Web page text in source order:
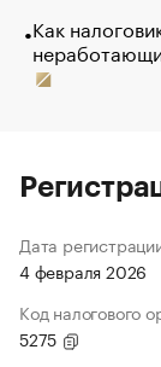
Как
Дата
4 февраля 2026
Код налогового
5275